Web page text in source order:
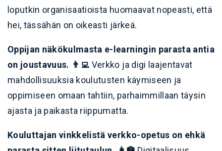
loputkin organisaatioista huomaavat nopeasti, että
hei, tässähän on oikeasti järkeä.
Oppijan näkökulmasta e-learningin parasta antia
on joustavuus. 👨‍💻 Verkko ja digi laajentavat
mahdollisuuksia koulutusten käymiseen ja
oppimiseen omaan tahtiin, parhaimmillaan täysin
ajasta ja paikasta riippumatta.
Kouluttajan vinkkelistä verkko-opetus on ehkä